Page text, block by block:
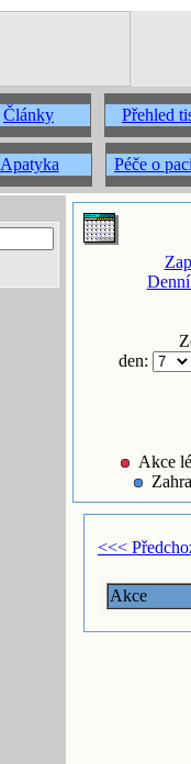
Články Přehled
Apatyka Péče o
den:
Akce
<<<
Akce